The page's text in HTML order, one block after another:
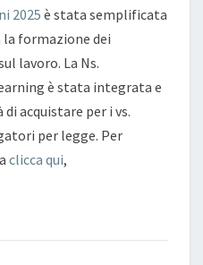
2025 è stata semplificata
formazione dei
lavoro. La Ns.
è stata integrata e
acquistare per i vs.
per legge. Per
clicca qui,